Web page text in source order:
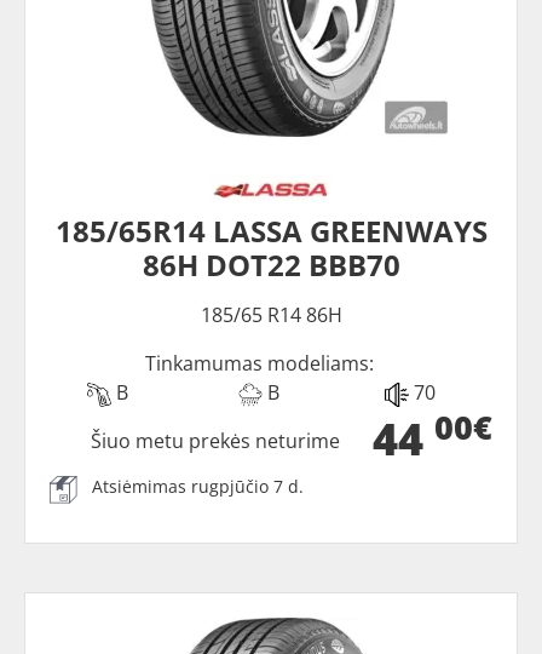
185/65R14 LASSA GREENWAYS
86H DOT22 BBB70
185/65 R14 86H
Tinkamumas modeliams:
B
B 70
44 00€
Šiuo metu prekės neturime
Atsiėmimas rugpjūčio 7 d.